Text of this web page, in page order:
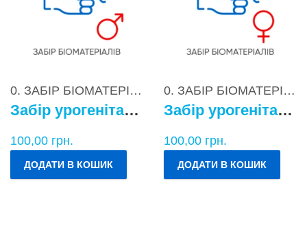
0. ЗАБІР БІОМАТЕРІАЛІВ
Забір урогенітального БМ у чоловіків
100,00 грн.
ДОДАТИ В КОШИК
0. ЗАБІР БІОМАТЕРІАЛІВ
Забір урогенітального БМ у жінок
100,00 грн.
ДОДАТИ В КОШИК